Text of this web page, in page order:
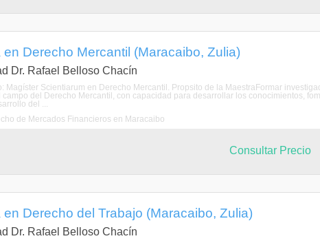
en Derecho Mercantil (Maracaibo, Zulia)
Dr. Rafael Belloso Chacín
Magíster Scientiarum en Derecho Mercantil. Propsito de la MaestraFormar
campo del Derecho Mercantil, con capacidad para desarrollar los conocimientos,
del ...
de Mercados Financieros en Maracaibo
Consultar Precio
en Derecho del Trabajo (Maracaibo, Zulia)
Dr. Rafael Belloso Chacín